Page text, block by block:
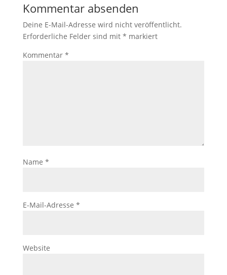
Kommentar absenden
Deine E-Mail-Adresse wird nicht veröffentlicht.
Erforderliche Felder sind mit * markiert
Kommentar *
Name *
E-Mail-Adresse *
Website